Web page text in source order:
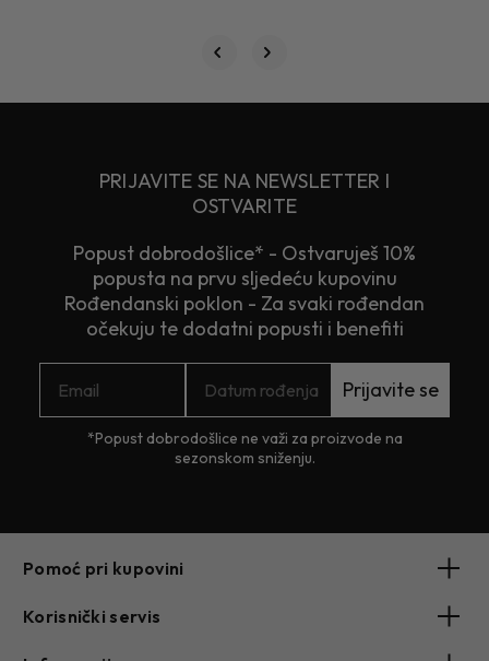
PRIJAVITE SE NA NEWSLETTER I
OSTVARITE
Popust dobrodošlice* - Ostvaruješ 10%
popusta na prvu sljedeću kupovinu
Rođendanski poklon - Za svaki rođendan
očekuju te dodatni popusti i benefiti
Prijavite se
*Popust dobrodošlice ne važi za proizvode na
sezonskom sniženju.
Pomoć pri kupovini
Korisnički servis